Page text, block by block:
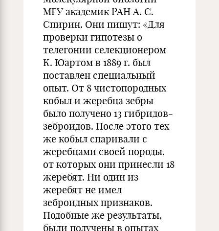
МГУ академик РАН А. С.
Спирин. Они пишут: «Для
проверки гипотезы о
телегонии селекционером
К. Юартом в 1889 г. был
поставлен специальный
опыт. От 8 чистопородных
кобыл и жеребца зебры
было получено 13 гибридов-
зеброидов. После этого тех
же кобыл спаривали с
жеребцами своей породы,
от которых они принесли 18
жеребят. Ни один из
жеребят не имел
зеброидных признаков.
Подобные же результаты,
были получены в опытах